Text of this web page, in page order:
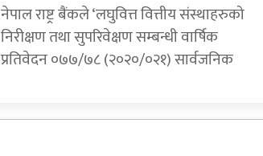
नेपाल राष्ट्र बैंकले ‘लघुवित्त वित्तीय संस्थाहरुको
निरीक्षण तथा सुपरिवेक्षण सम्बन्धी वार्षिक
प्रतिवेदन ०७७/७८ (२०२०/०२१) सार्वजनिक